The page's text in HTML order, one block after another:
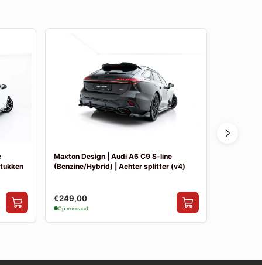
Maxton Design | Audi A6 C9 S-line
(Benzine/Hybrid) | Achter splitter (v4)
€249,00
Op voorraad